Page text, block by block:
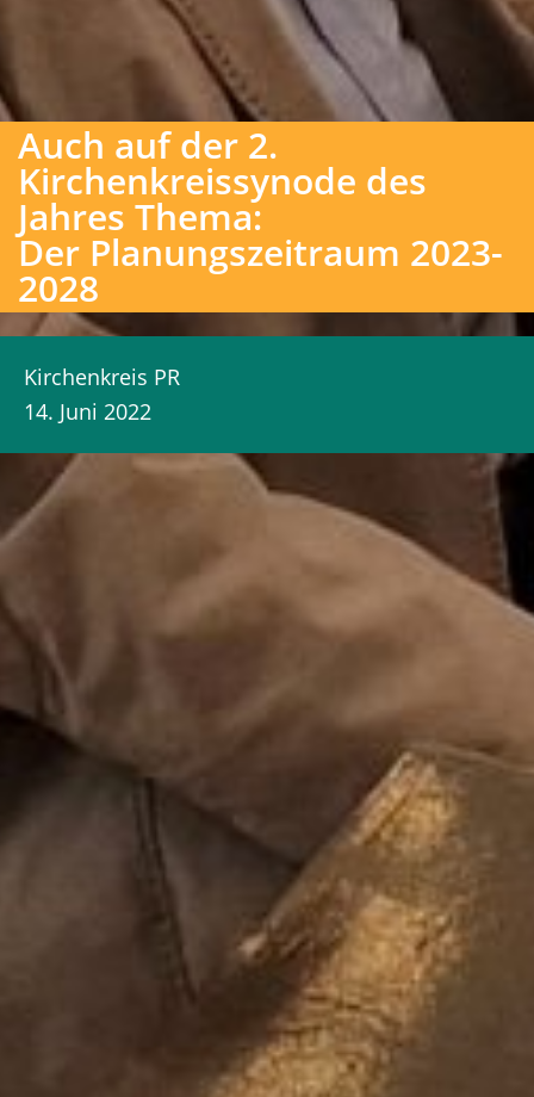
Auch auf der 2.
Kirchenkreissynode des
Jahres Thema:
Der Planungszeitraum 2023-
2028
Kirchenkreis PR
14. Juni 2022